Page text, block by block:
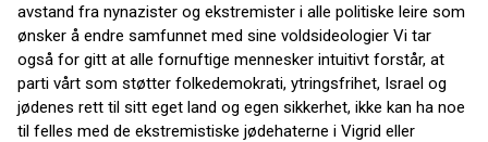
avstand fra nynazister og ekstremister i alle politiske leire som
ønsker å endre samfunnet med sine voldsideologier Vi tar
også for gitt at alle fornuftige mennesker intuitivt forstår, at
parti vårt som støtter folkedemokrati, ytringsfrihet, Israel og
jødenes rett til sitt eget land og egen sikkerhet, ikke kan ha noe
til felles med de ekstremistiske jødehaterne i Vigrid eller